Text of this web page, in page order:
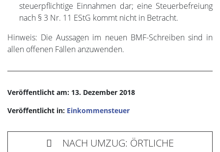
steuerpflichtige Einnahmen dar; eine Steuerbefreiung
nach § 3 Nr. 11 EStG kommt nicht in Betracht.
Hinweis: Die Aussagen im neuen BMF-Schreiben sind in
allen offenen Fällen anzuwenden.
Veröffentlicht am: 13. Dezember 2018
Veröffentlicht in: Einkommensteuer
NACH UMZUG: ÖRTLICHE